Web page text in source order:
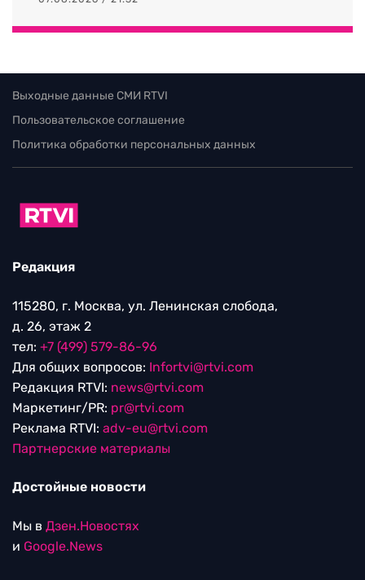
Выходные данные СМИ RTVI
Пользовательское соглашение
Политика обработки персональных данных
Редакция
115280, г. Москва, ул. Ленинская слобода,
д. 26, этаж 2
тел: +7 (499) 579-86-96
Для общих вопросов: Infortvi@rtvi.com
Редакция RTVI: news@rtvi.com
Маркетинг/PR: pr@rtvi.com
Реклама RTVI: adv-eu@rtvi.com
Партнерские материалы
Достойные новости
Мы в Дзен.Новостях
и Google.News